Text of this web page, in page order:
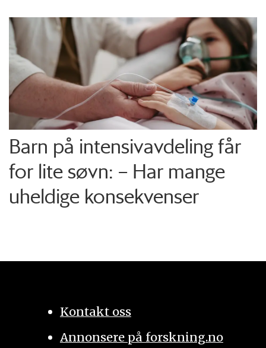
Barn på intensiv­avdeling får
for lite søvn: – Har mange
uheldige konsekvenser
Kontakt oss
Annonsere på forskning.no